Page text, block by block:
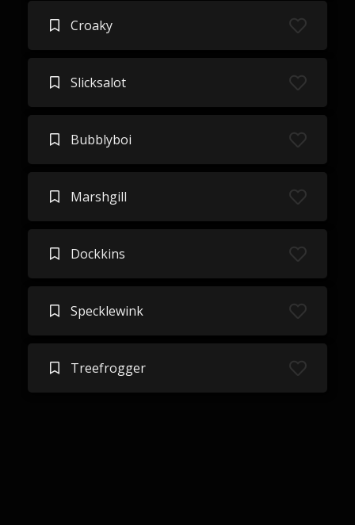
Croaky
Slicksalot
Bubblyboi
Marshgill
Dockkins
Specklewink
Treefrogger